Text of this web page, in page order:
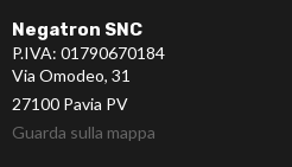
Negatron SNC
P.IVA: 01790670184
Via Omodeo, 31
27100 Pavia PV
Guarda sulla mappa